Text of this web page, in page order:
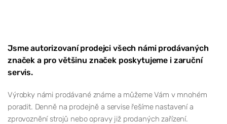
Jsme autorizovaní prodejci všech námi prodávaných
značek a pro většinu značek poskytujeme i zaruční
servis.
Výrobky námi prodávané známe a můžeme Vám v mnohém
poradit. Denně na prodejně a servise řešíme nastavení a
zprovoznění strojů nebo opravy již prodaných zařízení.